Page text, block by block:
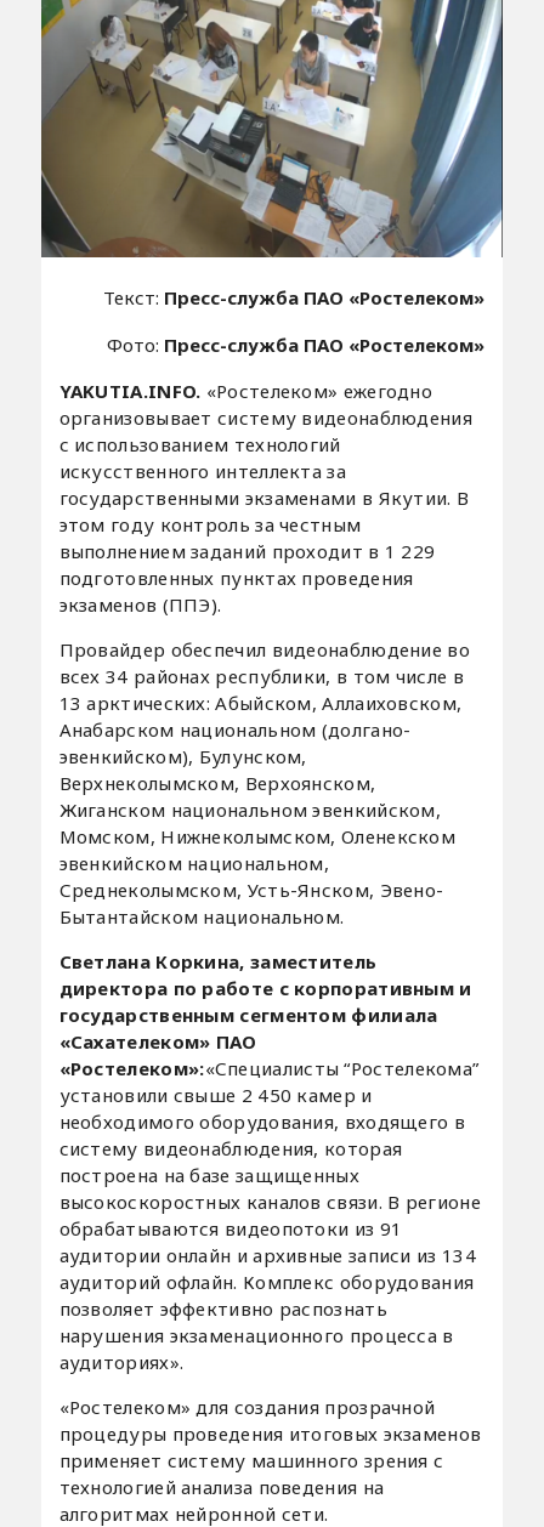
Текст: Пресс-служба ПАО «Ростелеком»
Фото: Пресс-служба ПАО «Ростелеком»
YAKUTIA.INFO. «Ростелеком» ежегодно
организовывает систему видеонаблюдения
с использованием технологий
искусственного интеллекта за
государственными экзаменами в Якутии. В
этом году контроль за честным
выполнением заданий проходит в 1 229
подготовленных пунктах проведения
экзаменов (ППЭ).
Провайдер обеспечил видеонаблюдение во
всех 34 районах республики, в том числе в
13 арктических: Абыйском, Аллаиховском,
Анабарском национальном (долгано-
эвенкийском), Булунском,
Верхнеколымском, Верхоянском,
Жиганском национальном эвенкийском,
Момском, Нижнеколымском, Оленекском
эвенкийском национальном,
Среднеколымском, Усть-Янском, Эвено-
Бытантайском национальном.
Светлана Коркина, заместитель
директора по работе с корпоративным и
государственным сегментом филиала
«Сахателеком» ПАО
«Ростелеком»:«Специалисты “Ростелекома”
установили свыше 2 450 камер и
необходимого оборудования, входящего в
систему видеонаблюдения, которая
построена на базе защищенных
высокоскоростных каналов связи. В регионе
обрабатываются видеопотоки из 91
аудитории онлайн и архивные записи из 134
аудиторий офлайн. Комплекс оборудования
позволяет эффективно распознать
нарушения экзаменационного процесса в
аудиториях».
«Ростелеком» для создания прозрачной
процедуры проведения итоговых экзаменов
применяет систему машинного зрения с
технологией анализа поведения на
алгоритмах нейронной сети.